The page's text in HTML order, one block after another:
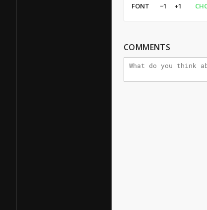
FONT −1 +1
COMMENTS